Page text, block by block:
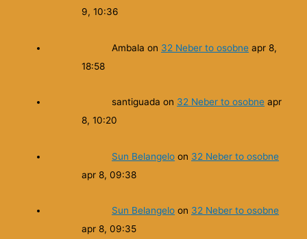
9, 10:36
Ambala on 32 Neber to osobne apr 8,
18:58
santiguada on 32 Neber to osobne apr
8, 10:20
Sun Belangelo on 32 Neber to osobne
apr 8, 09:38
Sun Belangelo on 32 Neber to osobne
apr 8, 09:35